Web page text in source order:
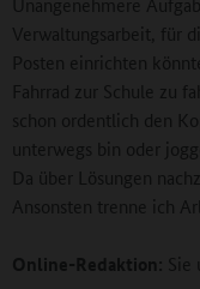
Verwaltungsarbeit, für
Posten einrichten
Fahrrad zur Schule zu
schon ordentlich den
unterwegs bin oder
Da über Lösungen
Ansonsten trenne ich
Online-Redaktion: